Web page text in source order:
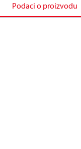
Podaci o proizvodu